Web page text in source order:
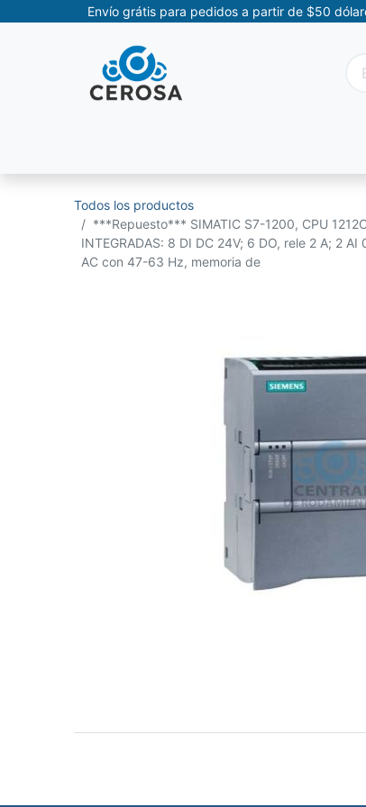
Envío grátis para pedidos a partir de $50
Todos los productos
***Repuesto*** SIMATIC S7-1200, CPU
INTEGRADAS: 8 DI DC 24V; 6 DO, rele 2 A; 2
AC con 47-63 Hz, memoria de